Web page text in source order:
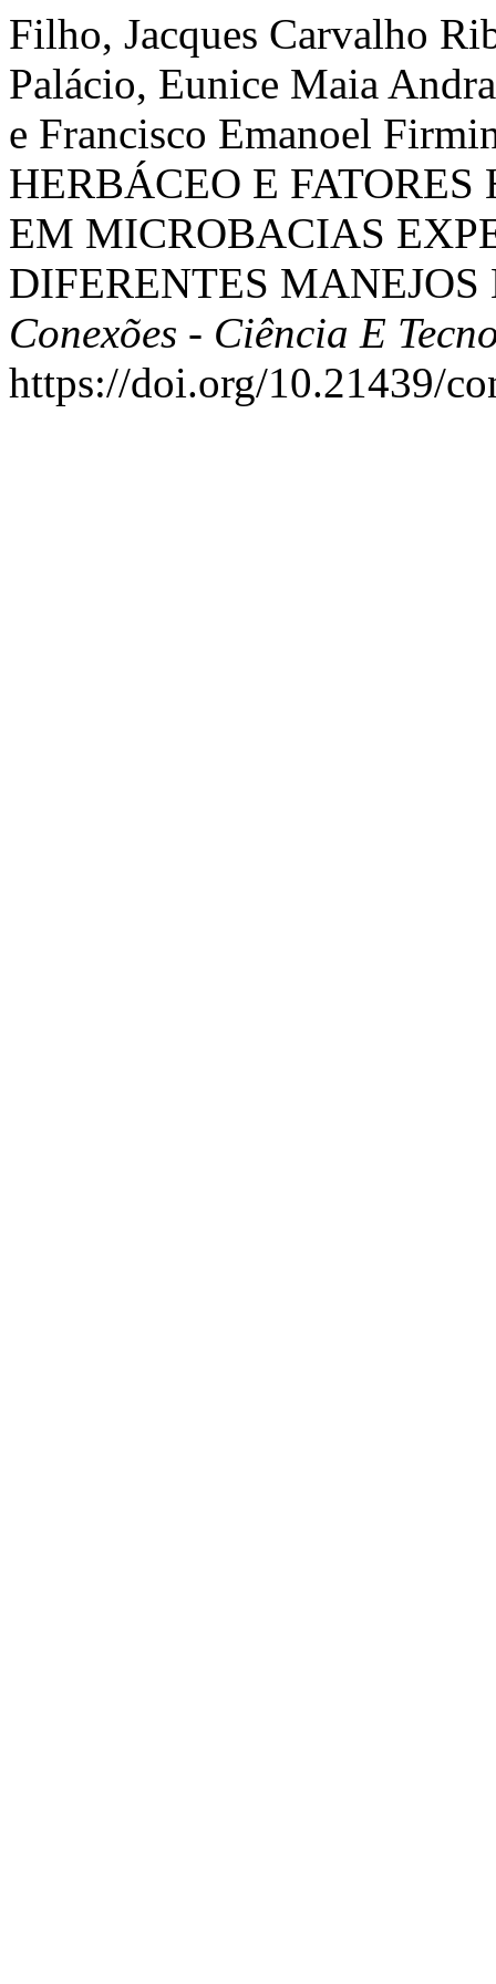
Filho, Jacques Carvalho
Palácio, Eunice Maia
e Francisco Emanoel
HERBÁCEO E
EM MICROBACIAS
DIFERENTES
Conexões - Ciência E
https://doi.org/10.21439/